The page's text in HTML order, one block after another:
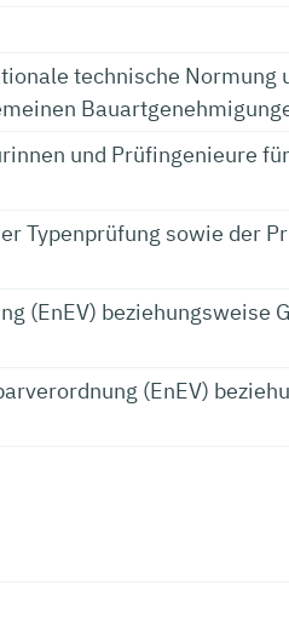
technische Normung
und Prüfingenieure
Typenprüfung sowie der
(EnEV) beziehungsweise
(EnEV)